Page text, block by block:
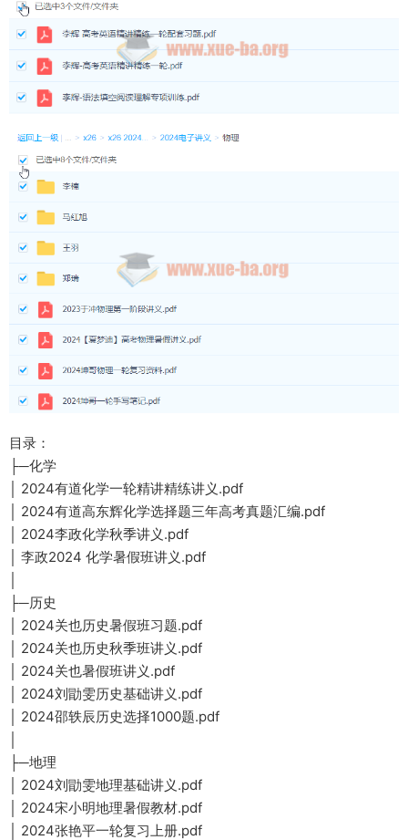
目录：
├─化学
│ 2024有道化学一轮精讲精练讲义.pdf
│ 2024有道高东辉化学选择题三年高考真题汇编.pdf
│ 2024李政化学秋季讲义.pdf
│ 李政2024 化学暑假班讲义.pdf
├─历史
│ 2024关也历史暑假班习题.pdf
│ 2024关也历史秋季班讲义.pdf
│ 2024关也暑假班讲义.pdf
│ 2024刘勖雯历史基础讲义.pdf
│ 2024邵轶辰历史选择1000题.pdf
├─地理
│ 2024刘勖雯地理基础讲义.pdf
│ 2024宋小明地理暑假教材.pdf
│ 2024张艳平一轮复习上册.pdf